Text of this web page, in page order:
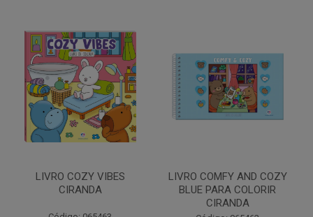
LIVRO COZY VIBES
CIRANDA
LIVRO COMFY AND COZY
BLUE PARA COLORIR
CIRANDA